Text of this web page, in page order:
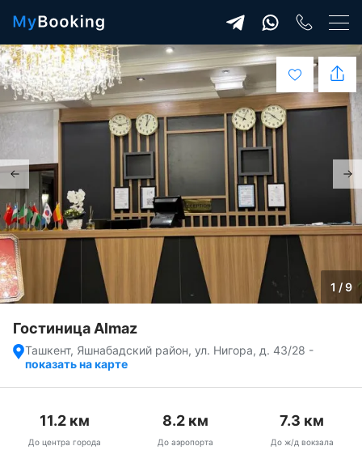
1 / 9
Гостиница Almaz
Ташкент, Яшнабадский район, ул. Нигора, д. 43/28 -
показать на карте
11.2 км
До центра города
8.2 км
До аэропорта
7.3 км
До ж/д вокзала